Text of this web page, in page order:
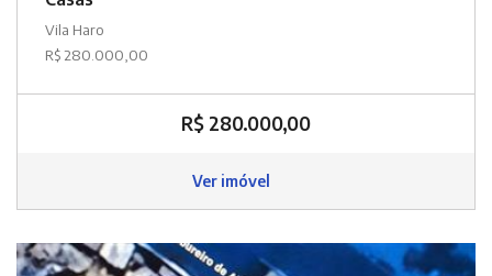
Vila Haro
R$ 280.000,00
R$ 280.000,00
Ver imóvel